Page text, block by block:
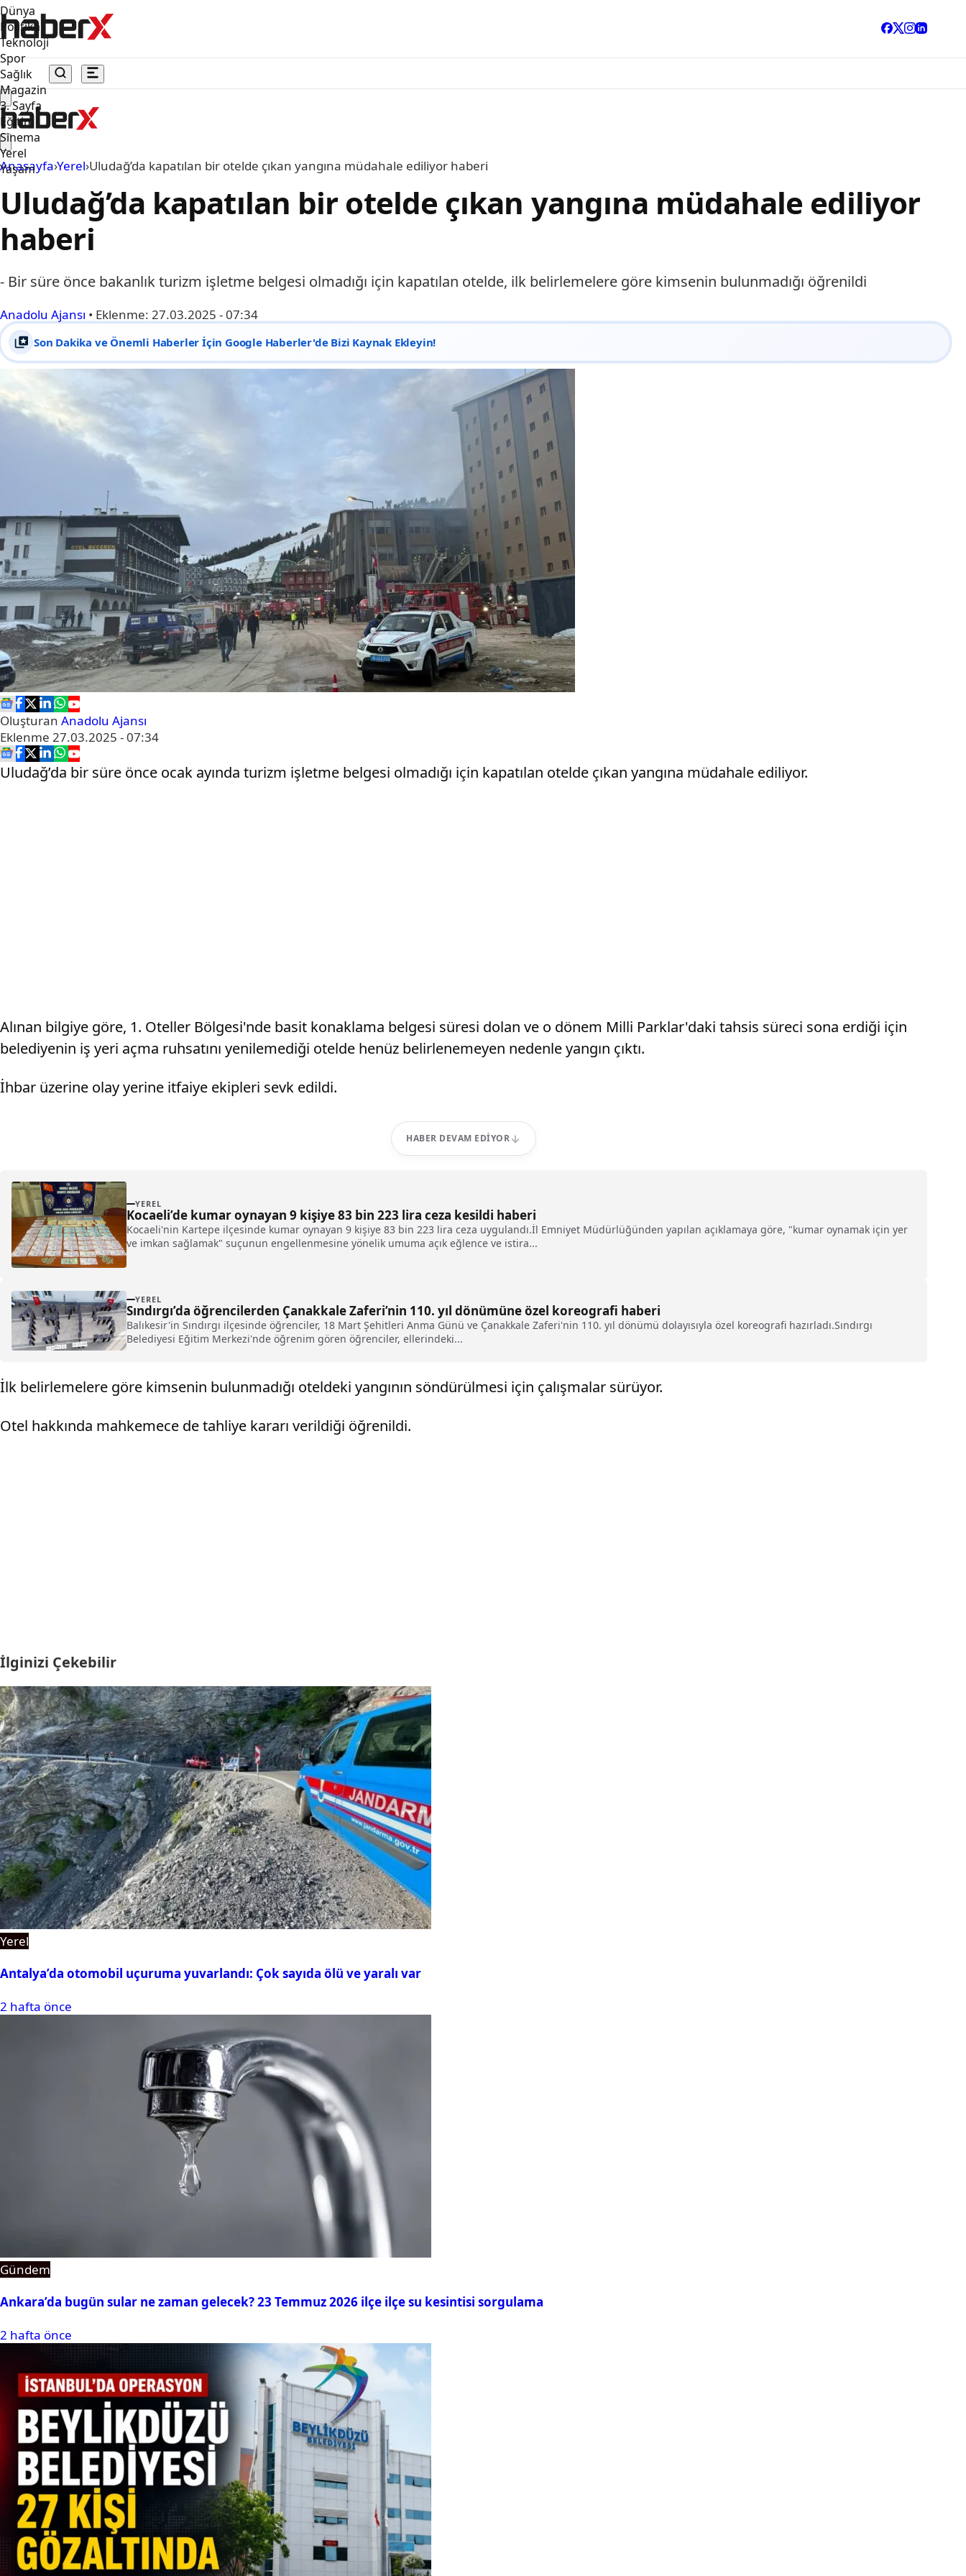
Dünya
Politika
Teknoloji
Spor
Sağlık
Magazin
3. Sayfa
Eğitim
Sinema
Yerel
Yaşam
Anasayfa›Yerel›Uludağ’da kapatılan bir otelde çıkan yangına müdahale ediliyor haberi
Uludağ’da kapatılan bir otelde çıkan yangına müdahale ediliyor
haberi
- Bir süre önce bakanlık turizm işletme belgesi olmadığı için kapatılan otelde, ilk belirlemelere göre kimsenin bulunmadığı öğrenildi
Anadolu Ajansı • Eklenme: 27.03.2025 - 07:34
Son Dakika ve Önemli Haberler İçin Google Haberler'de Bizi Kaynak Ekleyin!
Oluşturan Anadolu Ajansı
Eklenme 27.03.2025 - 07:34
Uludağ’da bir süre önce ocak ayında turizm işletme belgesi olmadığı için kapatılan otelde çıkan yangına müdahale ediliyor.
Alınan bilgiye göre, 1. Oteller Bölgesi'nde basit konaklama belgesi süresi dolan ve o dönem Milli Parklar'daki tahsis süreci sona erdiği için
belediyenin iş yeri açma ruhsatını yenilemediği otelde henüz belirlenemeyen nedenle yangın çıktı.
İhbar üzerine olay yerine itfaiye ekipleri sevk edildi.
HABER DEVAM EDIYOR
YEREL
Kocaeli’de kumar oynayan 9 kişiye 83 bin 223 lira ceza kesildi haberi
Kocaeli'nin Kartepe ilçesinde kumar oynayan 9 kişiye 83 bin 223 lira ceza uygulandı.İl Emniyet Müdürlüğünden yapılan açıklamaya göre, "kumar oynamak için yer
ve imkan sağlamak" suçunun engellenmesine yönelik umuma açık eğlence ve istira...
YEREL
Sındırgı’da öğrencilerden Çanakkale Zaferi’nin 110. yıl dönümüne özel koreografi haberi
Balıkesir'in Sındırgı ilçesinde öğrenciler, 18 Mart Şehitleri Anma Günü ve Çanakkale Zaferi'nin 110. yıl dönümü dolayısıyla özel koreografi hazırladı.Sındırgı
Belediyesi Eğitim Merkezi'nde öğrenim gören öğrenciler, ellerindeki...
İlk belirlemelere göre kimsenin bulunmadığı oteldeki yangının söndürülmesi için çalışmalar sürüyor.
Otel hakkında mahkemece de tahliye kararı verildiği öğrenildi.
İlginizi Çekebilir
Yerel
Antalya’da otomobil uçuruma yuvarlandı: Çok sayıda ölü ve yaralı var
2 hafta önce
Gündem
Ankara’da bugün sular ne zaman gelecek? 23 Temmuz 2026 ilçe ilçe su kesintisi sorgulama
2 hafta önce